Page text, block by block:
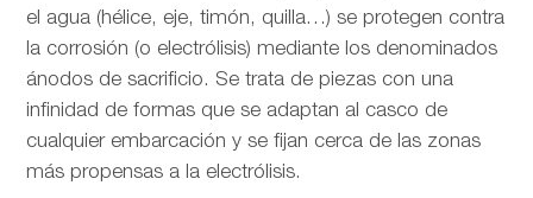
el agua (hélice, eje, timón, quilla…) se protegen contra
la corrosión (o electrólisis) mediante los denominados
ánodos de sacrificio. Se trata de piezas con una
infinidad de formas que se adaptan al casco de
cualquier embarcación y se fijan cerca de las zonas
más propensas a la electrólisis.